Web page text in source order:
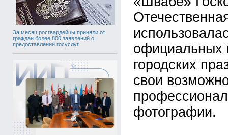
За месяц росгвардейцы приняли от
граждан более 800 заявлений о
предоставлении госуслуг
официальных
городских
свои
фотографии.